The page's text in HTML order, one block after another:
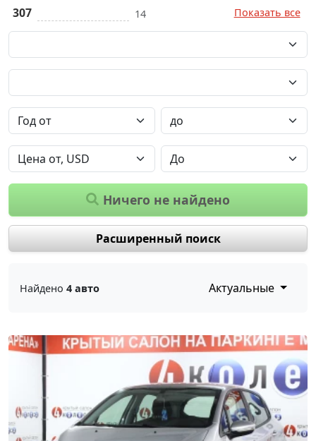
307 14
Показать все
Ничего не найдено
Расширенный поиск
Найдено 4 авто Актуальные